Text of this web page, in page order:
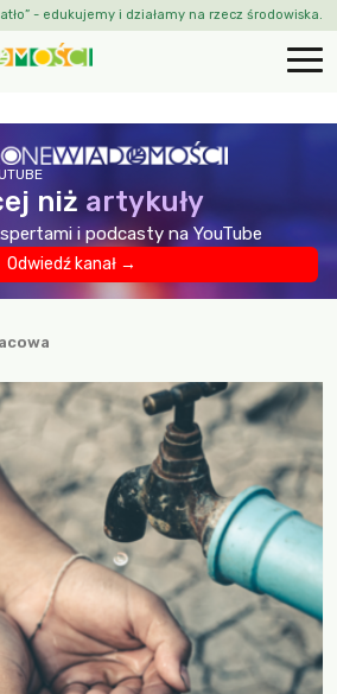
- edukujemy i działamy na rzecz środowiska.
niż artykuły
i podcasty na YouTube
Odwiedź kanał →